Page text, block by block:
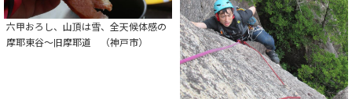
六甲おろし、山頂は雪、全天候体感の
摩耶東谷～旧摩耶道 （神戸市）